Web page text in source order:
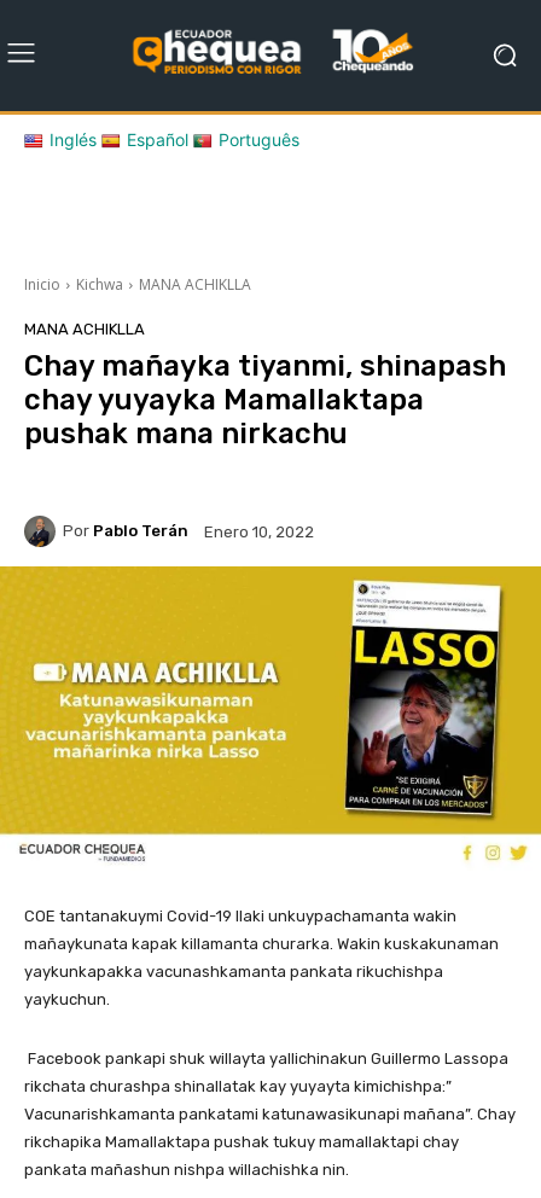
Inglés Español Português
Inicio Kichwa MANA ACHIKLLA
MANA ACHIKLLA
Chay mañayka tiyanmi, shinapash
chay yuyayka Mamallaktapa
pushak mana nirkachu
Por Pablo Terán Enero 10, 2022
COE tantanakuymi Covid-19 llaki unkuypachamanta wakin
mañaykunata kapak killamanta churarka. Wakin kuskakunaman
yaykunkapakka vacunashkamanta pankata rikuchishpa
yaykuchun.
Facebook pankapi shuk willayta yallichinakun Guillermo Lassopa
rikchata churashpa shinallatak kay yuyayta kimichishpa:”
Vacunarishkamanta pankatami katunawasikunapi mañana”. Chay
rikchapika Mamallaktapa pushak tukuy mamallaktapi chay
pankata mañashun nishpa willachishka nin.